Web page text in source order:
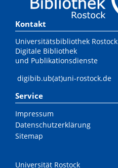
Kontakt
Universitätsbibliothek Rostock
Digitale Bibliothek
und Publikationsdienste
digibib.ub(at)uni-rostock.de
Service
Impressum
Datenschutzerklärung
Sitemap
Universität Rostock